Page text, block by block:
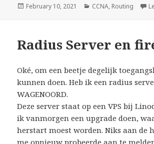
Posted
February 10, 2021 Categories
CCNA, Routing
Radius Server en
Oké, om een beetje degelijk
kunnen doen. Heb ik een radius
WAGENOORD.
Deze server staat op een VPS bij
ik vanmorgen een upgrade doen,
herstart moest worden. Niks aan de
me opnieuw probeerde aan te